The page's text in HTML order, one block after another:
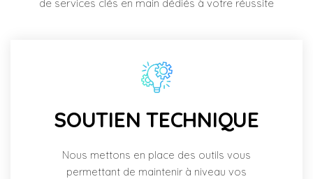
de services clés en main dédiés à votre réussite
SOUTIEN TECHNIQUE
Nous mettons en place des outils vous
permettant de maintenir à niveau vos